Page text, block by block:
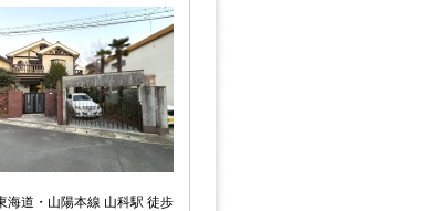
海道・山陽本線 山科駅 徒歩